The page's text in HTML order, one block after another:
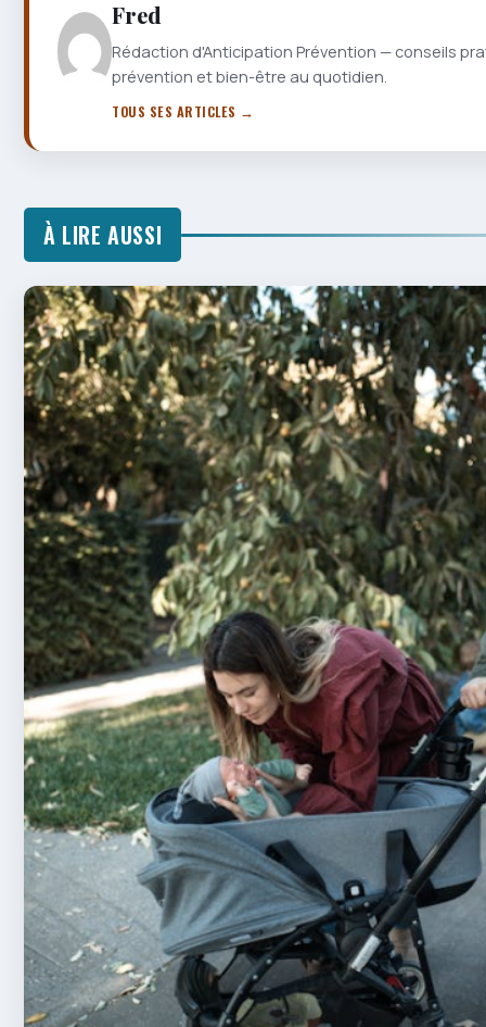
Fred
Rédaction d'Anticipation Prévention — conseils
prévention et bien-être au quotidien.
TOUS SES ARTICLES →
À LIRE AUSSI